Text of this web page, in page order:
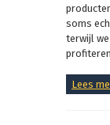
soms
terwijl
Lees